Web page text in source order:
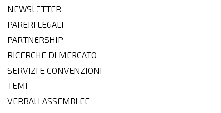
NEWSLETTER
PARERI LEGALI
PARTNERSHIP
RICERCHE DI MERCATO
SERVIZI E CONVENZIONI
TEMI
VERBALI ASSEMBLEE